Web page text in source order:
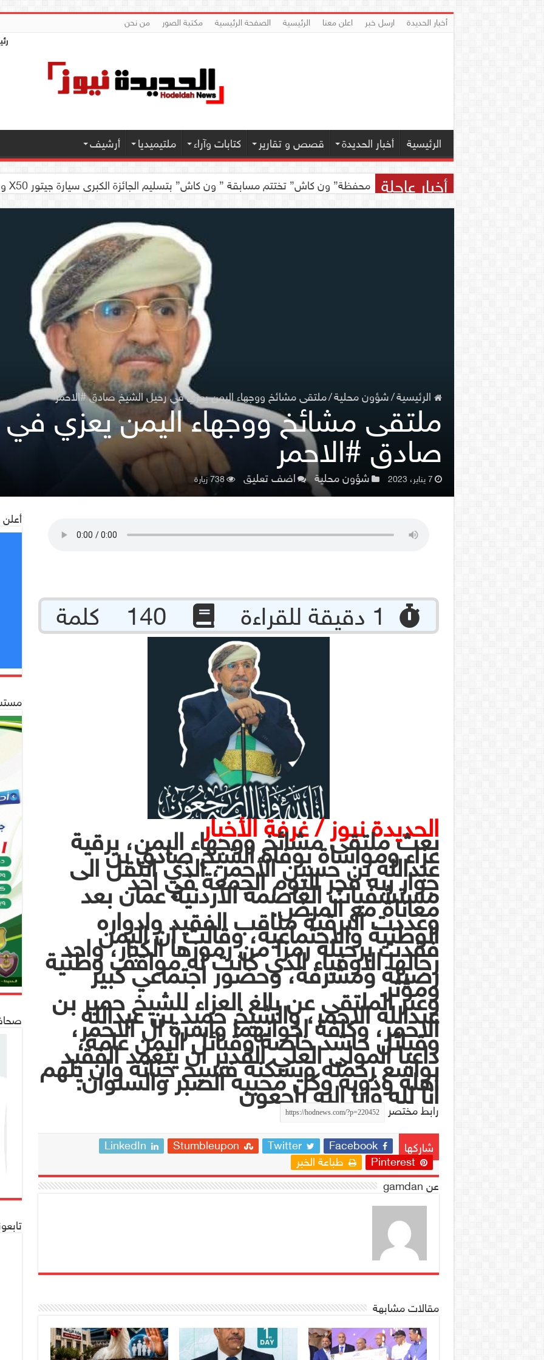
أخبار الحديدة ارسل خبر اعلن معنا الرئيسية الصفحة الرئيسية مكتبة الصور
من نحن
الرئيسية أخبار الحديدة قصص و تقارير كتابات وآراء ملتيميديا أرشيف
أخبار عاجلة محفظة” ون كاش” تختتم مسابقة ” ون كاش” بتسليم الجائزة الكبرى سيارة جيتور X50 والجوائز المالية لموديل 2026 بصنعاء
الرئيسية/شؤون محلية/ملتقى مشائخ ووجهاء اليمن يعزي في رحيل الشيخ صادق #الاحمر
ملتقى مشائخ ووجهاء اليمن يعزي
صادق #الاحمر
7 يناير، 2023 شؤون محلية اضف تعليق 738 زيارة
الحديدة نيوز / غرفة الأخبار
بعث ملتقى مشائخ ووجهاء اليمن، برقية
عزاء ومواساة بوفاة الشيخ صادق بن
عبدالله بن حسين الأحمر، الذي انتقل الى
جوار ربه فجر اليوم الجمعة في احد
مستشفيات العاصمة الأردنية عمان بعد
معاناة مع المرض.
وعددت البرقية مناقب الفقيد وادواره
الوطنية والاجتماعية، وقالت ان اليمن
فقدت برحيله رمزا من رموزها الكبار، واحد
رجالها الاوفياء الذي كانت له مواقف وطنية
رصينة ومشرفة، وحضور اجتماعي كبير
ومؤثر.
وعبر الملتقى عن بالغ العزاء للشيخ حمير بن
عبدالله الاحمر، والشيخ حميد بن عبدالله
الاحمر، وكافة اخوانهما واسرة ال الاحمر،
وقبائل حاشد خاصة وقبائل اليمن عامة،
داعيا المولى العلي القدير ان يتغمد الفقيد
بواسع رحمته ويسكنه فسيح جناته وان يلهم
اهله وذويه وكل محبيه الصبر والسلوان.
انا لله وانا اليه راجعون
رابط مختصر
شاركها Facebook
Twitter
Stumbleupon
LinkedIn
Pinterest
طباعة الخبر
عن gamdan
مقالات مشابهة
أعلن
صحافة